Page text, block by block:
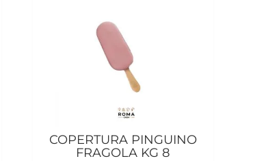
COPERTURA PINGUINO
FRAGOLA KG 8